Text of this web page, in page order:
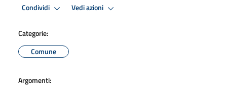
Condividi Vedi azioni
Categorie:
Comune
Argomenti: